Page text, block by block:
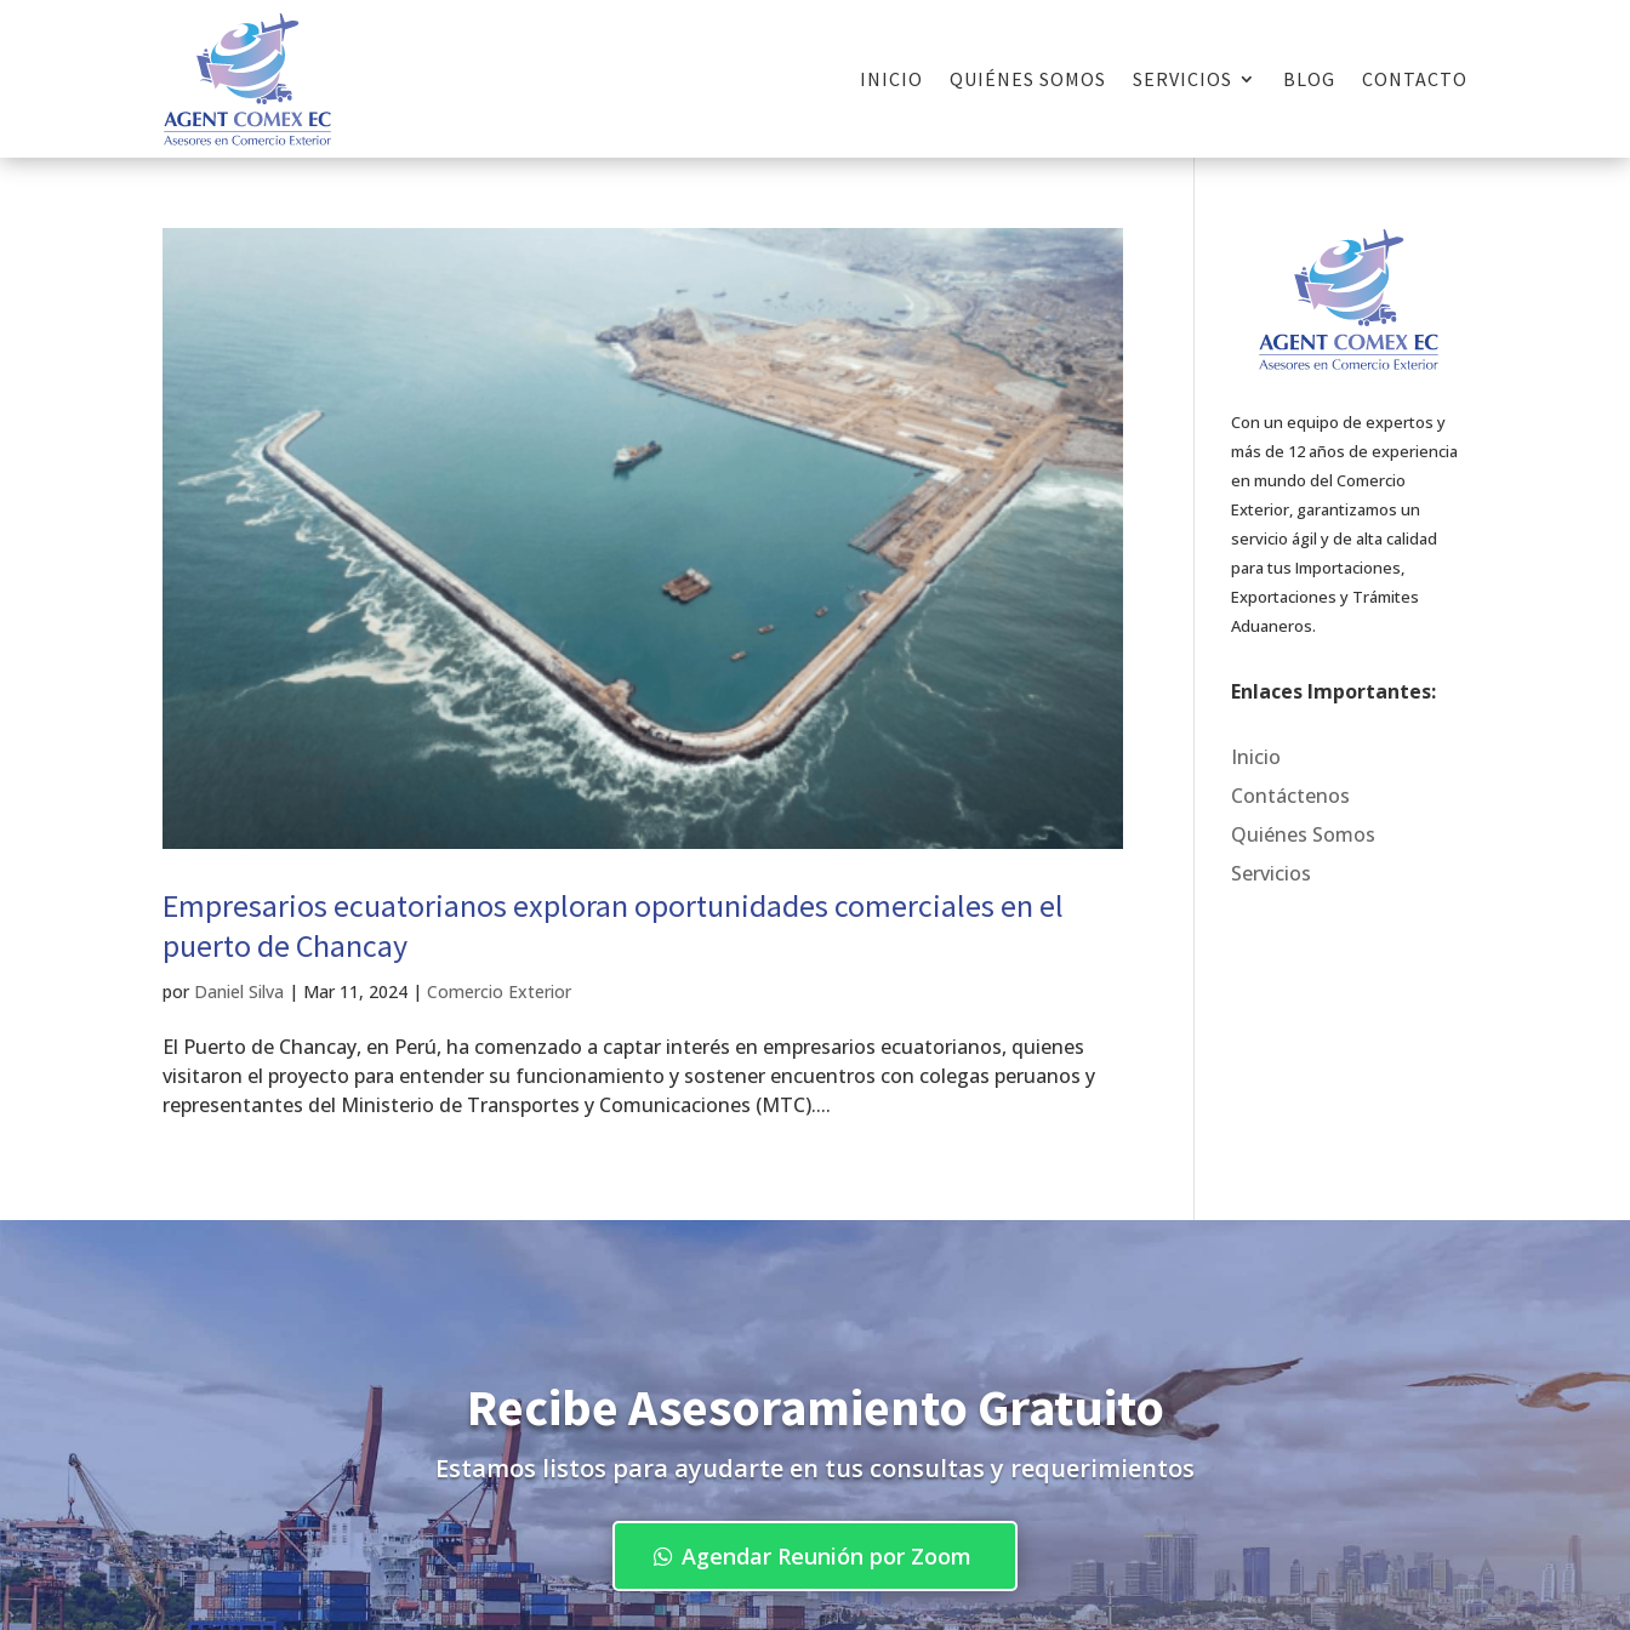
INICIO QUIÉNES SOMOS SERVICIOS BLOG CONTACTO
Empresarios ecuatorianos exploran oportunidades comerciales en el
puerto de Chancay
por Daniel Silva | Mar 11, 2024 |Comercio Exterior
El Puerto de Chancay, en Perú, ha comenzado a captar interés en empresarios ecuatorianos, quienes
visitaron el proyecto para entender su funcionamiento y sostener encuentros con colegas peruanos y
representantes del Ministerio de Transportes y Comunicaciones (MTC)....
Con un equipo de expertos y
más de 12 años de experiencia
en mundo del Comercio
Exterior, garantizamos un
servicio ágil y de alta calidad
para tus Importaciones,
Exportaciones y Trámites
Aduaneros.
Enlaces Importantes:
Inicio
Contáctenos
Quiénes Somos
Servicios
Recibe Asesoramiento Gratuito
Estamos listos para ayudarte en tus consultas y requerimientos
Agendar Reunión por Zoom